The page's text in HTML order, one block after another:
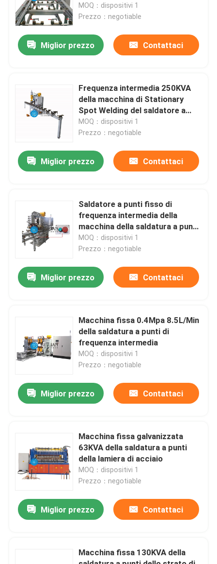
Casa
Circa noi
Controllo di qualità
Richieda una citazione
Macchina della saldatura continua di resistenza
Macchina laterale della saldatura continua
MOQ：dispositivi 1
Prezzo：negotiable
Miglior prezzo Contattaci
Frequenza intermedia 250KVA
della macchina di Stationary
Spot Welding del saldatore a
punti
MOQ：dispositivi 1
Prezzo：negotiable
Miglior prezzo Contattaci
Saldatore a punti fisso di
frequenza intermedia della
macchina della saldatura a punti
35KVA
MOQ：dispositivi 1
Prezzo：negotiable
Miglior prezzo Contattaci
Macchina fissa 0.4Mpa 8.5L/Min
della saldatura a punti di
frequenza intermedia
MOQ：dispositivi 1
Prezzo：negotiable
Miglior prezzo Contattaci
Macchina fissa galvanizzata
63KVA della saldatura a punti
della lamiera di acciaio
MOQ：dispositivi 1
Prezzo：negotiable
Miglior prezzo Contattaci
Macchina fissa 130KVA della